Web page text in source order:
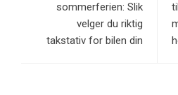
sommerferien: Slik
velger du riktig
takstativ for bilen din